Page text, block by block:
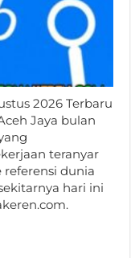
2026 Terbaru
Jaya bulan
teranyar
referensi dunia
hari ini